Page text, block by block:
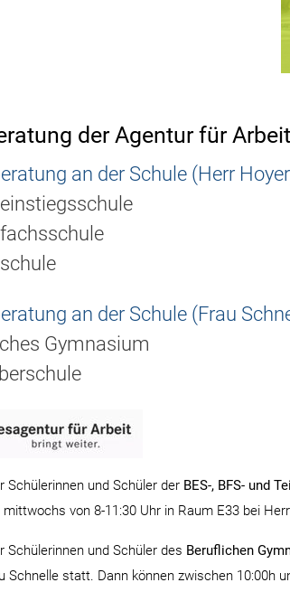
der Agentur für Arbeit
an der Schule (Herr
an der Schule (Frau
Gymnasium
Schülerinnen und Schüler der BES-, BFS- und
von 8-11:30 Uhr in Raum E33 bei
Schülerinnen und Schüler des Beruflichen
Schnelle statt. Dann können zwischen 10:00h